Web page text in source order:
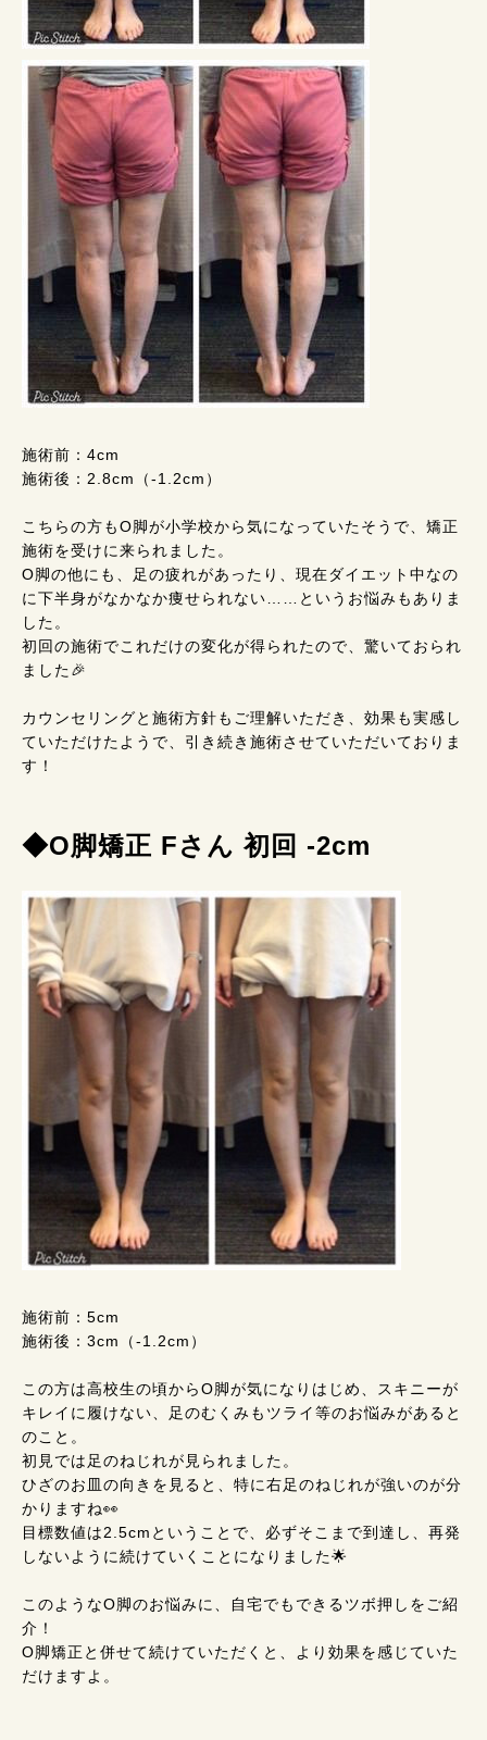
施術前：4cm
施術後：2.8cm（-1.2cm）
こちらの方もO脚が小学校から気になっていたそうで、矯正
施術を受けに来られました。
O脚の他にも、足の疲れがあったり、現在ダイエット中なの
に下半身がなかなか痩せられない……というお悩みもありま
した。
初回の施術でこれだけの変化が得られたので、驚いておられ
ました🎉
カウンセリングと施術方針もご理解いただき、効果も実感し
ていただけたようで、引き続き施術させていただいておりま
す！
◆O脚矯正 Fさん 初回 -2cm
施術前：5cm
施術後：3cm（-1.2cm）
この方は高校生の頃からO脚が気になりはじめ、スキニーが
キレイに履けない、足のむくみもツライ等のお悩みがあると
のこと。
初見では足のねじれが見られました。
ひざのお皿の向きを見ると、特に右足のねじれが強いのが分
かりますね👀
目標数値は2.5cmということで、必ずそこまで到達し、再発
しないように続けていくことになりました🌟
このようなO脚のお悩みに、自宅でもできるツボ押しをご紹
介！
O脚矯正と併せて続けていただくと、より効果を感じていた
だけますよ。